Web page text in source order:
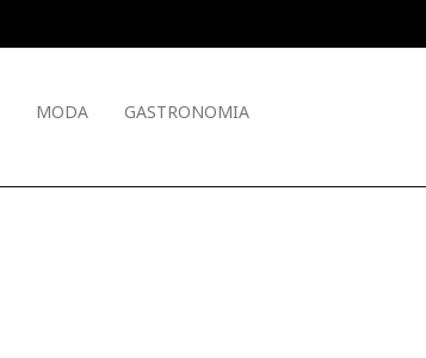
MODA GASTRONOMIA